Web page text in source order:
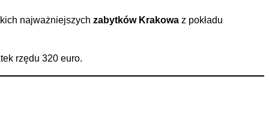
najważniejszych zabytków Krakowa z pokładu
rzędu 320 euro.